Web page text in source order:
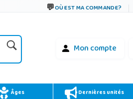
OÙ EST MA COMMANDE?
Mon compte
Âges Dernières unités